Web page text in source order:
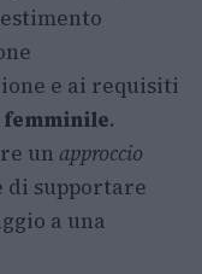
e ai requisiti
femminile.
un approccio
di supportare
a una